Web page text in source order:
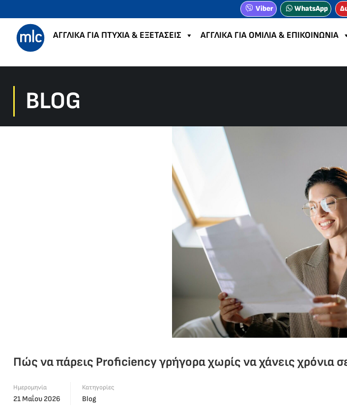
Viber WhatsApp
ΑΓΓΛΙΚΑ ΓΙΑ ΠΤΥΧΙΑ & ΕΞΕΤΑΣΕΙΣ ΑΓΓΛΙΚΑ ΓΙΑ ΟΜΙΛΙΑ & ΕΠΙΚΟΙΝΩΝΙΑ
BLOG
Πώς να πάρεις Proficiency γρήγορα χωρίς να χάνεις χρόνια
Ημερομηνία
21 Μαΐου 2026
Κατηγορίες
Blog